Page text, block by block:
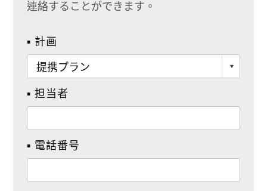
連絡することができます。
▪ 計画
▪ 担当者
▪ 電話番号